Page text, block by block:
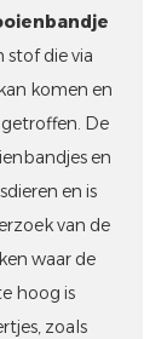
stof die via
komen en
De
en
en is
van de
waar de
hoog is
zoals